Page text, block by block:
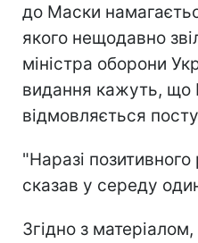
до Маски
якого нещодавно
міністра оборони
видання кажуть,
відмовляється
"Наразі
сказав у середу
Згідно з